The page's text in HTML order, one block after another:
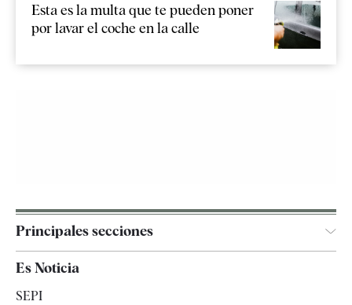
Esta es la multa que te pueden poner
por lavar el coche en la calle
Principales secciones
España
Es Noticia
SEPI